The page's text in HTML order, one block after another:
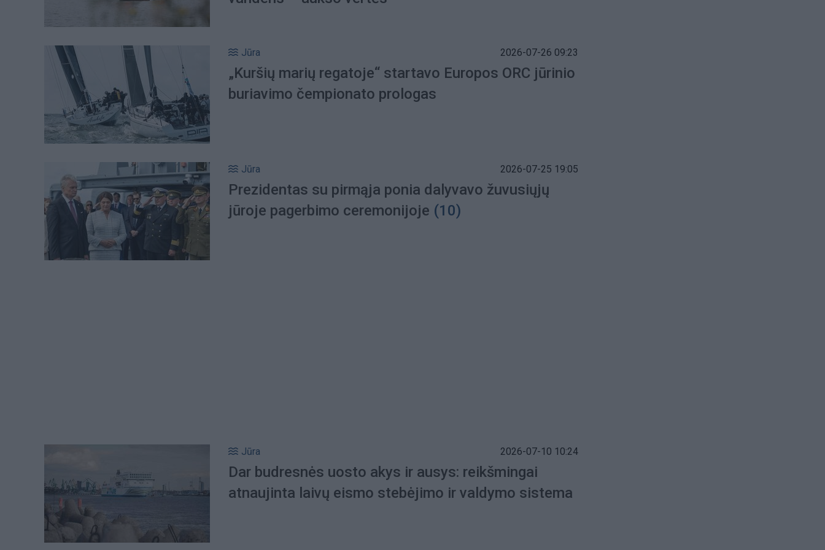
Jūra 2026-07-26 09:23
„Kuršių marių regatoje“ startavo Europos ORC jūrinio
buriavimo čempionato prologas
Jūra 2026-07-25 19:05
Prezidentas su pirmąja ponia dalyvavo žuvusiųjų
jūroje pagerbimo ceremonijoje (10)
Jūra 2026-07-10 10:24
Dar budresnės uosto akys ir ausys: reikšmingai
atnaujinta laivų eismo stebėjimo ir valdymo sistema